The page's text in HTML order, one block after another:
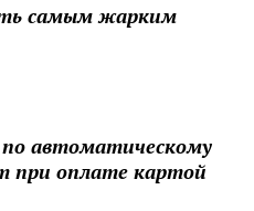
самым жарким
автоматическому
при оплате картой